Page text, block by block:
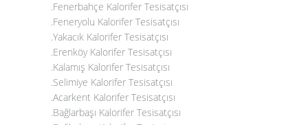
.Fenerbahçe Kalorifer Tesisatçısı
.Feneryolu Kalorifer Tesisatçısı
.Yakacık Kalorifer Tesisatçısı
.Erenköy Kalorifer Tesisatçısı
.Kalamış Kalorifer Tesisatçısı
.Selimiye Kalorifer Tesisatçısı
.Acarkent Kalorifer Tesisatçısı
.Bağlarbaşı Kalorifer Tesisatçısı